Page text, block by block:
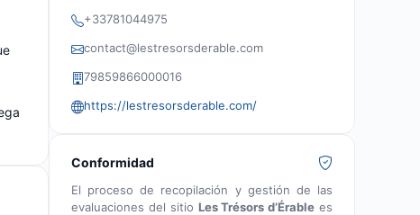
+33781044975
contact@lestresorsderable.com
79859866000016
https://lestresorsderable.com/
Conformidad
El proceso de recopilación y gestión de las
evaluaciones del sitio Les Trésors d’Érable es